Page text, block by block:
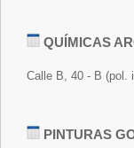
QUÍMICAS
Calle B, 40 - B (pol.
PINTURAS